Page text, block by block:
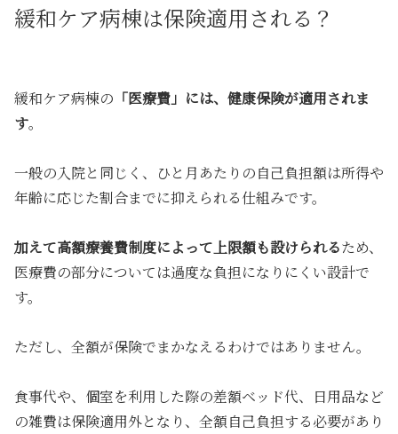
緩和ケア病棟は保険適用される？
緩和ケア病棟の 「医療費」には、健康保険が適用されま
す。
一般の入院と同じく、ひと月あたりの自己負担額は所得や
年齢に応じた割合までに抑えられる仕組みです。
加えて高額療養費制度によって上限額も設けられるため、
医療費の部分については過度な負担になりにくい設計で
す。
ただし、全額が保険でまかなえるわけではありません。
食事代や、個室を利用した際の差額ベッド代、日用品など
の雑費は保険適用外となり、全額自己負担する必要があり